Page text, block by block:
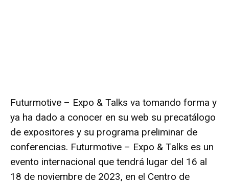
Futurmotive – Expo & Talks va tomando forma y
ya ha dado a conocer en su web su precatálogo
de expositores y su programa preliminar de
conferencias. Futurmotive – Expo & Talks es un
evento internacional que tendrá lugar del 16 al
18 de noviembre de 2023, en el Centro de